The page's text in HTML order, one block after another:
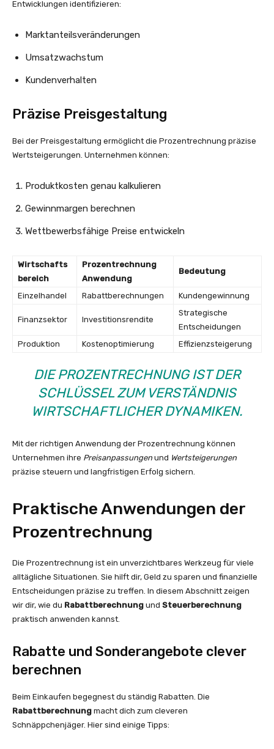
Entwicklungen identifizieren:
Marktanteilsveränderungen
Umsatzwachstum
Kundenverhalten
Präzise Preisgestaltung
Bei der Preisgestaltung ermöglicht die Prozentrechnung präzise
Wertsteigerungen. Unternehmen können:
Produktkosten genau kalkulieren
Gewinnmargen berechnen
Wettbewerbsfähige Preise entwickeln
Wirtschafts
bereich
Prozentrechnung
Anwendung
Bedeutung
Einzelhandel Rabattberechnungen Kundengewinnung
Finanzsektor Investitionsrendite
Strategische
Entscheidungen
Produktion
Kostenoptimierung Effizienzsteigerung
DIE PROZENTRECHNUNG IST DER
SCHLÜSSEL ZUM VERSTÄNDNIS
WIRTSCHAFTLICHER DYNAMIKEN.
Mit der richtigen Anwendung der Prozentrechnung können
Unternehmen ihre Preisanpassungen und Wertsteigerungen
präzise steuern und langfristigen Erfolg sichern.
Praktische Anwendungen der
Prozentrechnung
Die Prozentrechnung ist ein unverzichtbares Werkzeug für viele
alltägliche Situationen. Sie hilft dir, Geld zu sparen und finanzielle
Entscheidungen präzise zu treffen. In diesem Abschnitt zeigen
wir dir, wie du Rabattberechnung und Steuerberechnung
praktisch anwenden kannst.
Rabatte und Sonderangebote clever
berechnen
Beim Einkaufen begegnest du ständig Rabatten. Die
Rabattberechnung macht dich zum cleveren
Schnäppchenjäger. Hier sind einige Tipps: